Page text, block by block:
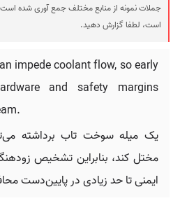
جملات نمونه از منابع مختلف جمع آوری شده
است، لطفا گزارش دهید.
impede coolant flow, so early
and safety margins
یک میله سوخت تاب برداشته
مختل کند، بنابراین تشخیص
ایمنی تا حد زیادی در پایین‌دست